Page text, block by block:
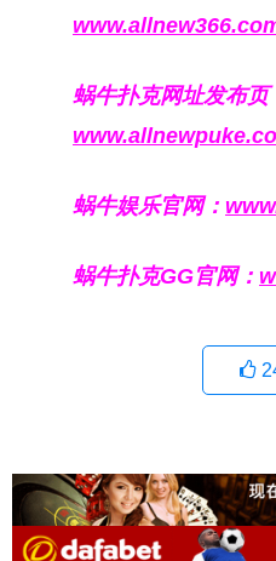
蜗牛扑克网址发布页
蜗牛娱乐官网：
蜗牛扑克GG官网：